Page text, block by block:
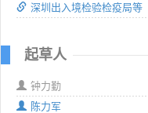
深圳出入境检验检疫局等
起草人
钟力勤
陈力军